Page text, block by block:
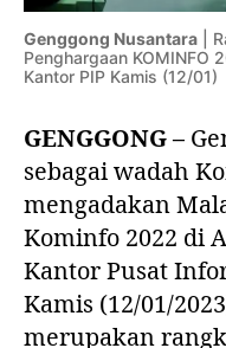
Genggong Nusantara |
Penghargaan KOMINFO
Kantor PIP Kamis (12/01)
GENGGONG –
sebagai wadah
mengadakan
Kominfo 2022 di
Kantor Pusat
Kamis (12/01/
merupakan